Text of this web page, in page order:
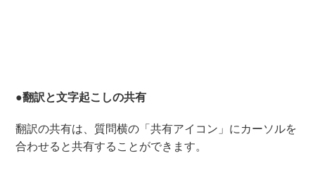
●翻訳と文字起こしの共有
翻訳の共有は、質問横の「共有アイコン」にカーソルを
合わせると共有することができます。